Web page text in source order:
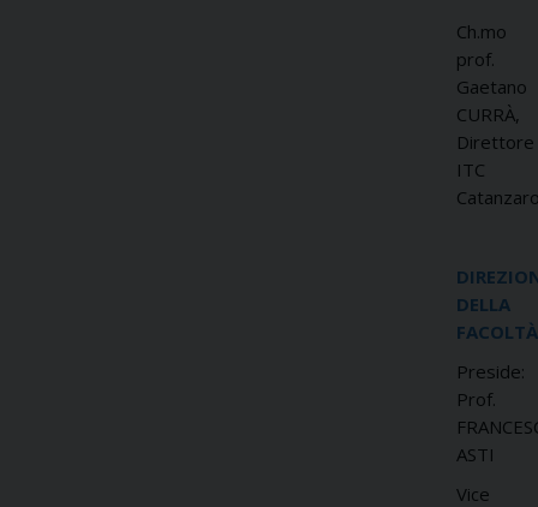
Ch.mo
prof.
Gaetano
CURRÀ,
Direttore
ITC
DELLA
FACOLTÀ
Preside:
Prof.
ASTI
Vice